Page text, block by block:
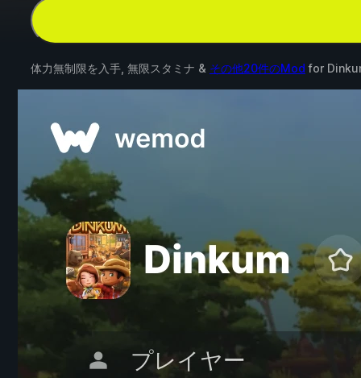
体力無制限を入手, 無限スタミナ & その他20件のMod for